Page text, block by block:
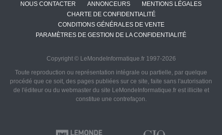
NOUS CONTACTER ANNONCEURS
MENTIONS LÉGALES
CHARTE DE CONFIDENTIALITÉ
CONDITIONS GÉNÉRALES DE VENTE
PARAMÈTRES DE GESTION DE LA CONFIDENTIALITÉ
Copyright © LeMondeInformatique.fr 1997-2026
Toute reproduction ou représentation intégrale ou partielle, par quelque
procédé que ce soit, des pages publiées sur ce site, faite sans l'autorisation
de l'éditeur ou du webmaster du site LeMondeInformatique.fr est illicite et
constitue une contrefaçon.